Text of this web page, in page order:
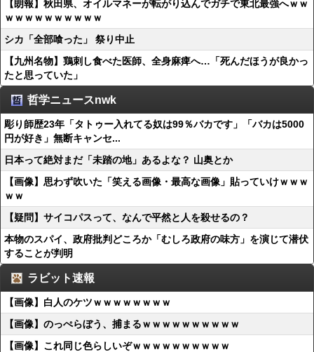
【朗報】秋田県、オイルマネーが転がり込んでガチで東北最強へｗｗ
ｗｗｗｗｗｗｗｗｗｗ
シカ「全部喰った」 祭り中止
【九州名物】鶏刺し食べた医師、全身麻痺へ…「死んだほうが良かっ
たと思っていた」
哲学ニュースnwk
彫り師歴23年「タトゥー入れてる奴は99％バカです」「バカは5000
円が好き」無断キャンセ...
日本って絶対まだ「未踏の地」あるよな？ 山奥とか
【画像】思わず吹いた「笑える画像・最高な画像」貼っていけｗｗｗ
ｗｗ
【疑問】サイコパスって、なんで平然と人を殺せるの？
本物のスパイ、政府批判どころか「むしろ政府の味方」を演じて潜伏
することが判明
ラビット速報
【画像】白人のケツｗｗｗｗｗｗｗｗ
【画像】のっぺらぼう、捕まるｗｗｗｗｗｗｗｗｗｗ
【画像】これ同じ色らしいぞｗｗｗｗｗｗｗｗｗｗ